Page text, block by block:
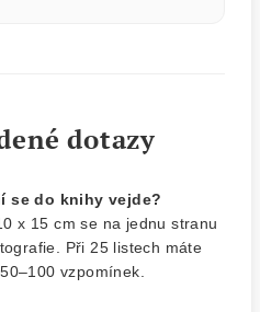
dotazy
se do knihy vejde?
x 15 cm se na jednu stranu
Při 25 listech máte
vzpomínek.